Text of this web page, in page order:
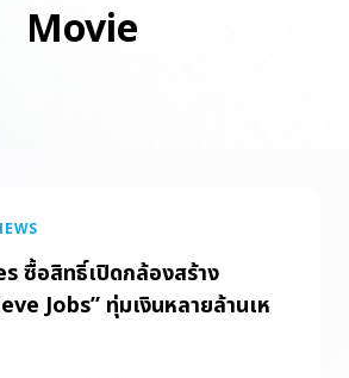
Movie
ซื้อสิทธิ์เปิดกล้องสร้าง
Jobs” ทุ่มเงินหลายล้านเห